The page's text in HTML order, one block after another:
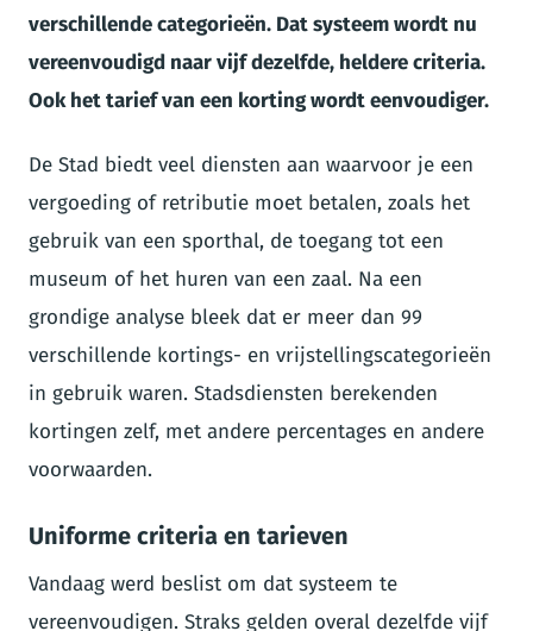
verschillende categorieën. Dat systeem wordt nu
vereenvoudigd naar vijf dezelfde, heldere criteria.
Ook het tarief van een korting wordt eenvoudiger.
De Stad biedt veel diensten aan waarvoor je een
vergoeding of retributie moet betalen, zoals het
gebruik van een sporthal, de toegang tot een
museum of het huren van een zaal. Na een
grondige analyse bleek dat er meer dan 99
verschillende kortings- en vrijstellingscategorieën
in gebruik waren. Stadsdiensten berekenden
kortingen zelf, met andere percentages en andere
voorwaarden.
Uniforme criteria en tarieven
Vandaag werd beslist om dat systeem te
vereenvoudigen. Straks gelden overal dezelfde vijf